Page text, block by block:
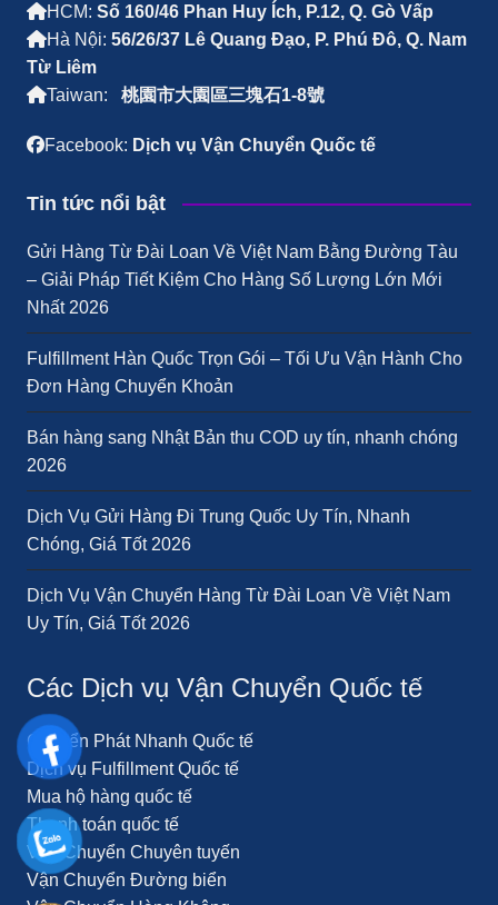
HCM: Số 160/46 Phan Huy Ích, P.12, Q. Gò Vấp
Hà Nội: 56/26/37 Lê Quang Đạo, P. Phú Đô, Q. Nam
Từ Liêm
Taiwan:
桃園市大園區三塊石1-8號
Facebook: Dịch vụ Vận Chuyển Quốc tế
Tin tức nổi bật
Gửi Hàng Từ Đài Loan Về Việt Nam Bằng Đường Tàu
– Giải Pháp Tiết Kiệm Cho Hàng Số Lượng Lớn Mới
Nhất 2026
Fulfillment Hàn Quốc Trọn Gói – Tối Ưu Vận Hành Cho
Đơn Hàng Chuyển Khoản
Bán hàng sang Nhật Bản thu COD uy tín, nhanh chóng
2026
Dịch Vụ Gửi Hàng Đi Trung Quốc Uy Tín, Nhanh
Chóng, Giá Tốt 2026
Dịch Vụ Vận Chuyển Hàng Từ Đài Loan Về Việt Nam
Uy Tín, Giá Tốt 2026
Các Dịch vụ Vận Chuyển Quốc tế
Chuyển Phát Nhanh Quốc tế
Dịch vụ Fulfillment Quốc tế
Mua hộ hàng quốc tế
Thanh toán quốc tế
Vận Chuyển Chuyên tuyến
Vận Chuyển Đường biển